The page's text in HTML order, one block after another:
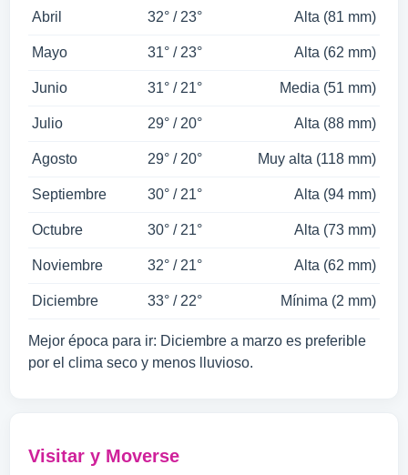
Abril 32° / 23° Alta (81 mm)
Mayo 31° / 23° Alta (62 mm)
Junio 31° / 21° Media (51 mm)
Julio 29° / 20° Alta (88 mm)
Agosto 29° / 20° Muy alta (118 mm)
Septiembre 30° / 21° Alta (94 mm)
Octubre 30° / 21° Alta (73 mm)
Noviembre 32° / 21° Alta (62 mm)
Diciembre 33° / 22° Mínima (2 mm)
Mejor época para ir: Diciembre a marzo es preferible
por el clima seco y menos lluvioso.
Visitar y Moverse